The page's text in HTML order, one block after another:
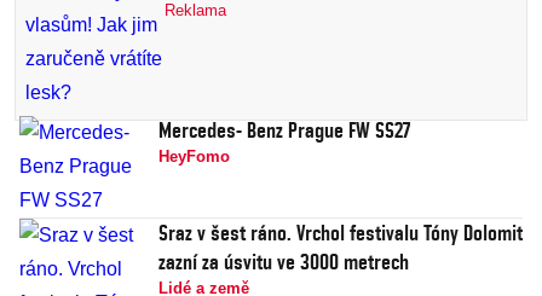
Reklama
Mercedes- Benz Prague FW SS27
HeyFomo
Sraz v šest ráno. Vrchol festivalu Tóny Dolomit
zazní za úsvitu ve 3000 metrech
Lidé a země